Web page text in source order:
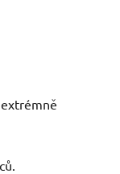
extrémně